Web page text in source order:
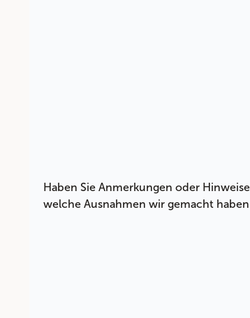
Haben Sie Anmerkungen oder
welche Ausnahmen wir gemacht